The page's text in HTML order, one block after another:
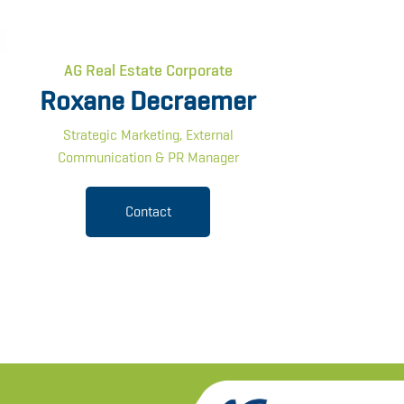
AG Real Estate Corporate
Roxane Decraemer
Strategic Marketing, External
Communication & PR Manager
Contact